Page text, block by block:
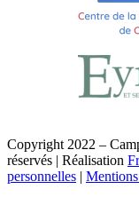
Copyright 2022 –
réservés | Réalisation
personnelles |